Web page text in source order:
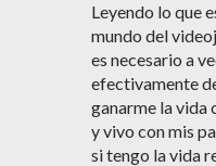
Leyendo lo que
mundo del
es necesario a
efectivamente
ganarme la vida
y vivo con mis
si tengo la vida